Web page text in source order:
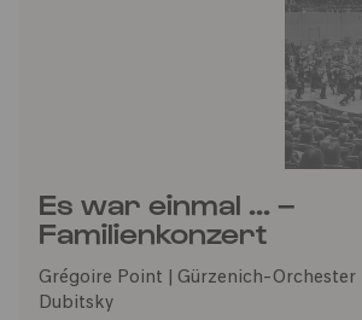
Es war einmal ... –
Familienkonzert
Grégoire Point | Gürzenich-Orchester
Dubitsky